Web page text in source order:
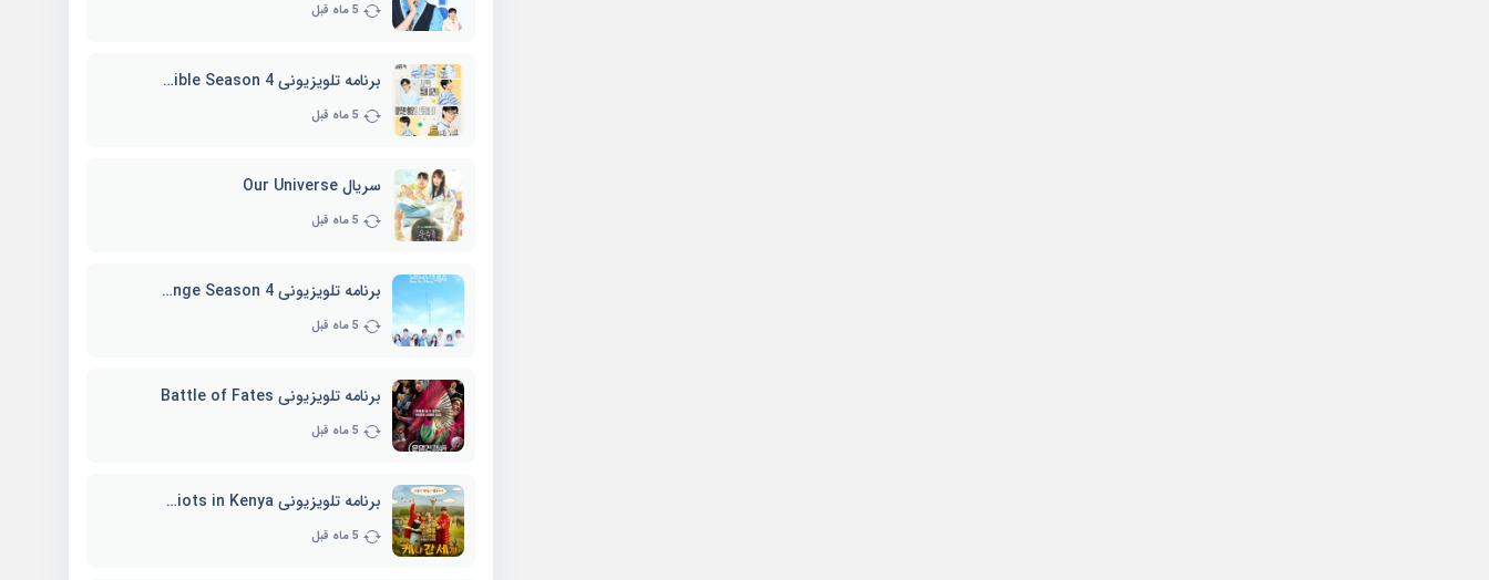
5 ماه قبل
برنامه تلویزیونی Whenever Possible Season 4
5 ماه قبل
سریال Our Universe
5 ماه قبل
برنامه تلویزیونی EXchange Season 4
5 ماه قبل
برنامه تلویزیونی Battle of Fates
5 ماه قبل
برنامه تلویزیونی Three Idiots in Kenya
5 ماه قبل